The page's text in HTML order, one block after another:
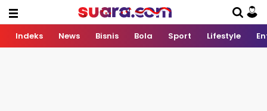
Indeks News Bisnis Bola Sport Lifestyle